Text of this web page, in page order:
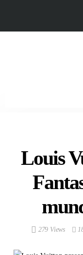
Louis
279 Views